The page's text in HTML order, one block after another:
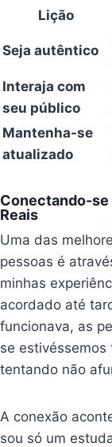
Lição
Seja autêntico
Interaja com
seu público
Mantenha-se
atualizado
Conectando-se
Reais
Uma das
pessoas é
minhas
acordado até
funcionava, as
se
tentando não
A conexão
sou só um